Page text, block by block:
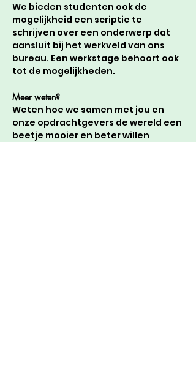
We bieden studenten ook de
mogelijkheid een scriptie te
schrijven over een onderwerp dat
aansluit bij het werkveld van ons
bureau. Een werkstage behoort ook
tot de mogelijkheden.
Meer weten?
Weten hoe we samen met jou en
onze opdrachtgevers de wereld een
beetje mooier en beter willen